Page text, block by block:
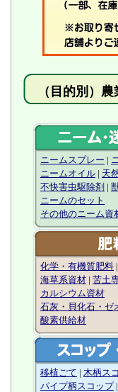
（目的
ニームスプレー
ニームオイル
天
不快害虫駆除剤
ニームのセット
その他のニーム資
化学・有機質肥料
海草系資材
苦土
カルシウム資材
石灰・貝化石・ゼ
酸素供給材
移植ごて
木柄ス
パイプ柄スコップ